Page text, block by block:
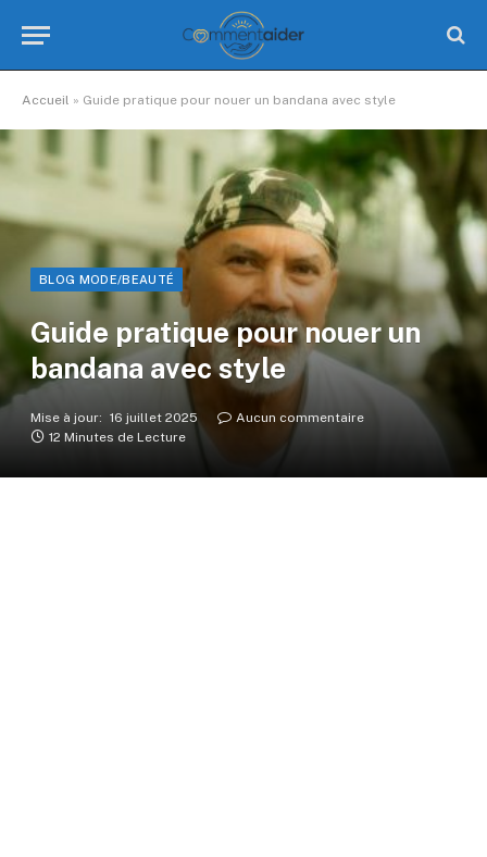
Accueil » Guide pratique pour nouer un bandana avec style
BLOG MODE/BEAUTÉ
Guide pratique pour nouer un
bandana avec style
Mise à jour: 16 juillet 2025
Aucun commentaire
12 Minutes de Lecture